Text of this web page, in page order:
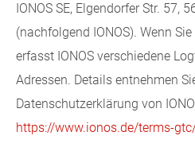
IONOS SE, Elgendorfer Str. 57,
(nachfolgend IONOS). Wenn
erfasst IONOS verschiedene
Adressen. Details entnehmen
Datenschutzerklärung von
https://www.ionos.de/terms-